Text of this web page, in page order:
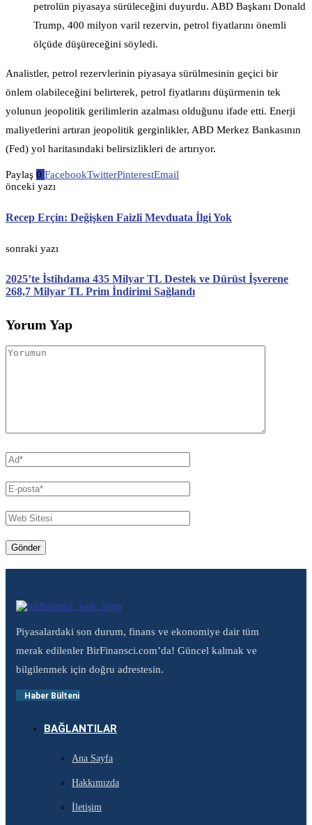
petrolün piyasaya sürüleceğini duyurdu. ABD Başkanı Donald
Trump, 400 milyon varil rezervin, petrol fiyatlarını önemli
ölçüde düşüreceğini söyledi.
Analistler, petrol rezervlerinin piyasaya sürülmesinin geçici bir
önlem olabileceğini belirterek, petrol fiyatlarını düşürmenin tek
yolunun jeopolitik gerilimlerin azalması olduğunu ifade etti. Enerji
maliyetlerini artıran jeopolitik gerginlikler, ABD Merkez Bankasının
(Fed) yol haritasındaki belirsizlikleri de artırıyor.
Paylaş 0 FacebookTwitterPinterestEmail
önceki yazı
Recep Erçin: Değişken Faizli Mevduata İlgi Yok
sonraki yazı
2025’te İstihdama 435 Milyar TL Destek ve Dürüst İşverene
268,7 Milyar TL Prim İndirimi Sağlandı
Yorum Yap
Piyasalardaki son durum, finans ve ekonomiye dair tüm
merak edilenler BirFinansci.com’da! Güncel kalmak ve
bilgilenmek için doğru adrestesin.
Haber Bülteni
BAĞLANTILAR
Ana Sayfa
Hakkımızda
İletişim